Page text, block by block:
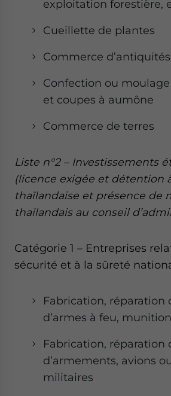
exploitation forestière,
Cueillette de plantes
Commerce
Confection ou
et coupes à aumône
Commerce de terres
Liste n°2 – Investissements
(licence exigée et détention
thaïlandaise et présence de
thaïlandais au conseil
Catégorie 1 – Entreprises
sécurité et à la sûreté
Fabrication, réparation
d’armes à feu,
Fabrication, réparation
d’armements, avions
militaires